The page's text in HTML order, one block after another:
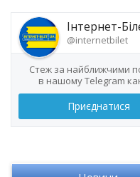
Інтернет-
@internetbilet
Стеж за найближчими
в нашому Telegram
Приєднатися